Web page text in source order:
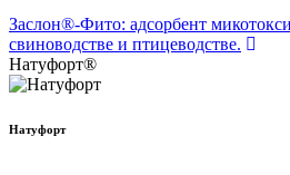
Заслон®-Фито: адсорбент
свиноводстве и птицеводстве.
Натуфорт®
Натуфорт